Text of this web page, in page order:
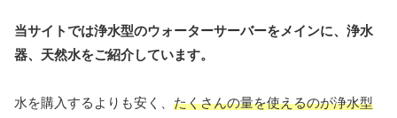
当サイトでは浄水型のウォーターサーバーをメインに、浄水
器、天然水をご紹介しています。
水を購入するよりも安く、 たくさんの量を使えるのが浄水型